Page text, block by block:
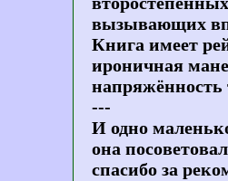
вызывающих
Книга имеет
ироничная
напряжённость
---
И одно
она
спасибо за